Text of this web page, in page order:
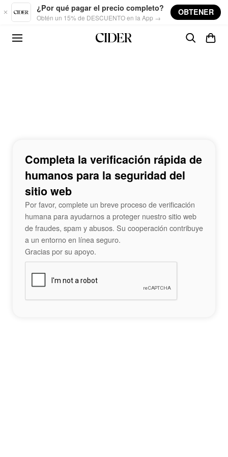
Skip to main content
¿Por qué pagar el precio completo?
Obtén un 15% de DESCUENTO en la App →
OBTENER
Completa la verificación rápida de
humanos para la seguridad del
sitio web
Por favor, complete un breve proceso de verificación
humana para ayudarnos a proteger nuestro sitio web
de fraudes, spam y abusos. Su cooperación contribuye
a un entorno en línea seguro.
Gracias por su apoyo.